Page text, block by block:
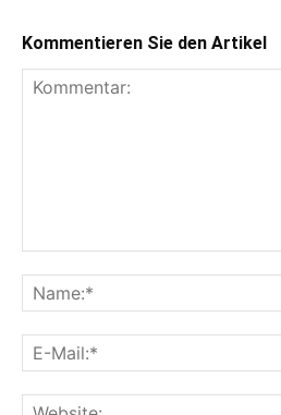
Kommentieren Sie den Artikel